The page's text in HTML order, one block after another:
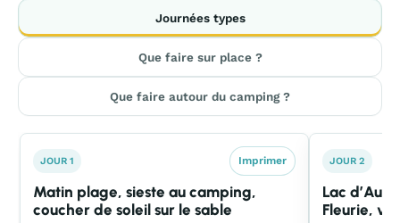
Journées types
Que faire sur place ?
Que faire autour du camping ?
JOUR 1 Imprimer
Matin plage, sieste au camping,
coucher de soleil sur le sable
JOUR 2
Lac
Fleurie,